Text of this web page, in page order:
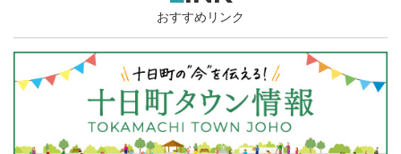
おすすめリンク